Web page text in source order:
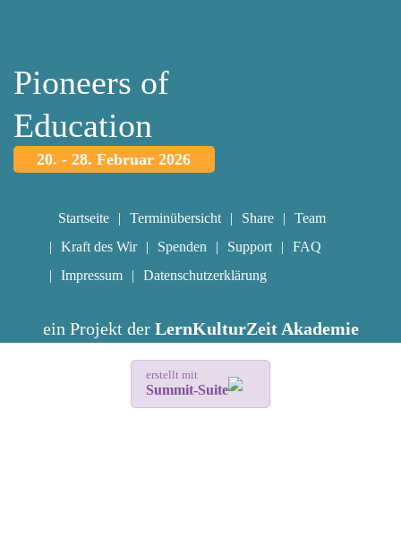
Pioneers of
Education
20. - 28. Februar 2026
Startseite Terminübersicht Share
Team
Kraft des Wir
Spenden Support
FAQ
Impressum
Datenschutzerklärung
ein Projekt der LernKulturZeit Akademie
erstellt mit
Summit-Suite